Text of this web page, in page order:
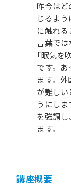
昨今はど
じるよう
に触れ
言葉では
「眠気を
です。
ます。
が難し
うにし
を強調し
ます。
講座概要